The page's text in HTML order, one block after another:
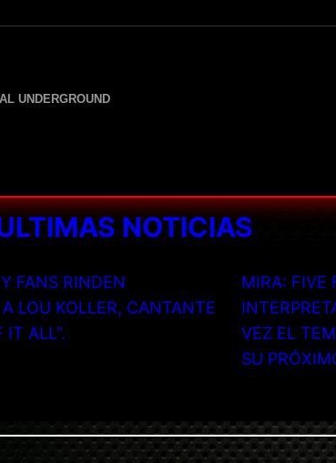
UNDERGROUND
NOTICIAS
FANS RINDEN
LOU KOLLER, CANTANTE
IT ALL”.
MIRA: FIVE
VEZ EL
SU